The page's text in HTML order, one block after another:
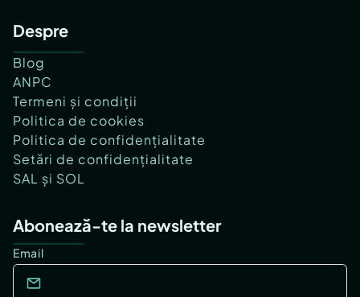
Despre
Blog
ANPC
Termeni și condiții
Politica de cookies
Politica de confidențialitate
Setări de confidențialitate
SAL și SOL
Abonează-te la newsletter
Email